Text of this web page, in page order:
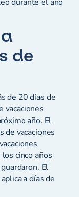
durante el año
de
de 20 días de
vacaciones
año. El
de vacaciones
cinco años
El
a días de